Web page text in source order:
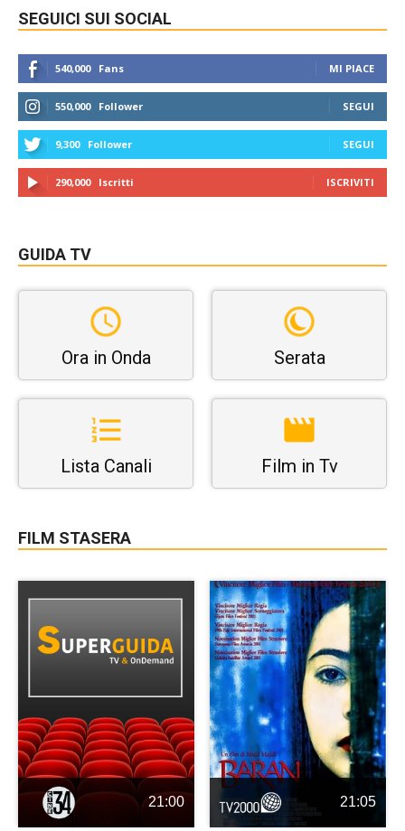
SEGUICI SUI SOCIAL
540,000 Fans MI PIACE
550,000 Follower SEGUI
9,300 Follower SEGUI
290,000 Iscritti ISCRIVITI
GUIDA TV
Ora in Onda Serata
Lista Canali Film in Tv
FILM STASERA
21:00 21:05